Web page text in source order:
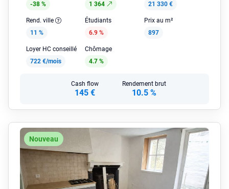
-38 %
1 364
21 330 €
Rend. ville
11 %
Étudiants
6.9 %
Prix au m²
897
Loyer HC conseillé
722 €/mois
Chômage
4.7 %
Cash flow
145 €
Rendement brut
10.5 %
Nouveau